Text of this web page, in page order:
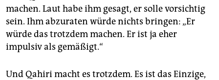
machen. Laut habe ihm gesagt, er solle vorsichtig
sein. Ihm abzuraten würde nichts bringen: „Er
würde das trotzdem machen. Er ist ja eher
impulsiv als gemäßigt.“
Und Qahiri macht es trotzdem. Es ist das Einzige,